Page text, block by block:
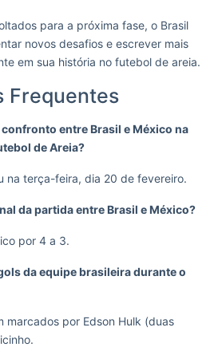
para a próxima fase, o Brasil
novos desafios e escrever mais
em sua história no futebol de areia.
Frequentes
entre Brasil e México na
de Areia?
na terça-feira, dia 20 de fevereiro.
da partida entre Brasil e México?
por 4 a 3.
da equipe brasileira durante o
marcados por Edson Hulk (duas